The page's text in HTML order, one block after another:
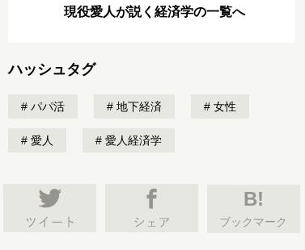
現役愛人が説く経済学の一覧へ
ハッシュタグ
パパ活 地下経済 女性
愛人 愛人経済学
B!
ブックマーク